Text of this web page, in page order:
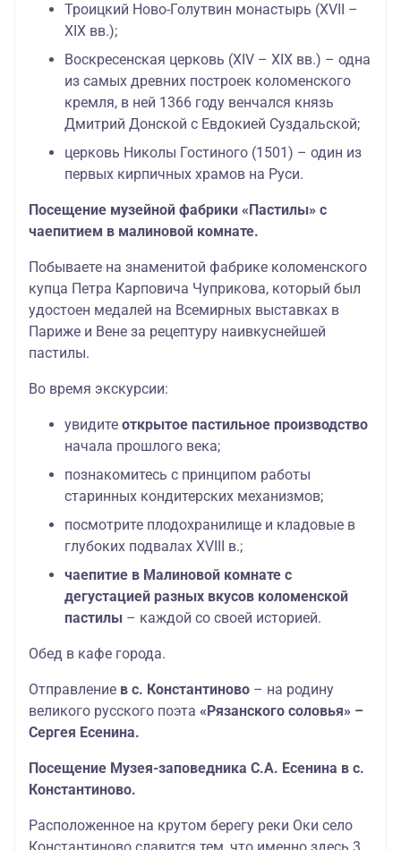
Троицкий Ново-Голутвин монастырь (XVII –
XIX вв.);
Воскресенская церковь (XIV – XIX вв.) – одна
из самых древних построек коломенского
кремля, в ней 1366 году венчался князь
Дмитрий Донской с Евдокией Суздальской;
церковь Николы Гостиного (1501) – один из
первых кирпичных храмов на Руси.
Посещение музейной фабрики «Пастилы» с
чаепитием в малиновой комнате.
Побываете на знаменитой фабрике коломенского
купца Петра Карповича Чуприкова, который был
удостоен медалей на Всемирных выставках в
Париже и Вене за рецептуру наивкуснейшей
пастилы.
Во время экскурсии:
увидите открытое пастильное производство
начала прошлого века;
познакомитесь с принципом работы
старинных кондитерских механизмов;
посмотрите плодохранилище и кладовые в
глубоких подвалах XVIII в.;
чаепитие в Малиновой комнате с
дегустацией разных вкусов коломенской
пастилы – каждой со своей историей.
Обед в кафе города.
Отправление в с. Константиново – на родину
великого русского поэта «Рязанского соловья» –
Сергея Есенина.
Посещение Музея-заповедника С.А. Есенина в с.
Константиново.
Расположенное на крутом берегу реки Оки село